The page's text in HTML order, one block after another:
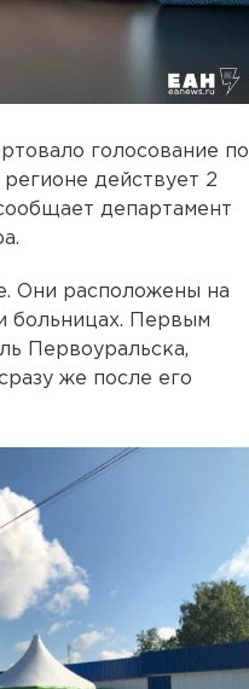
голосование по
действует 2
департамент
Они расположены на
больницах. Первым
Первоуральска,
же после его